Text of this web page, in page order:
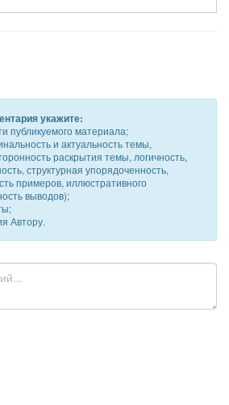
укажите:
публикуемого материала;
и актуальность темы,
раскрытия темы, логичность,
структурная упорядоченность,
примеров, иллюстративного
выводов);
Автору.